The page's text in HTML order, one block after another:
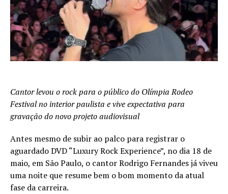
Cantor levou o rock para o público do Olímpia Rodeo
Festival no interior paulista e vive expectativa para
gravação do novo projeto audiovisual
Antes mesmo de subir ao palco para registrar o
aguardado DVD “Luxury Rock Experience”, no dia 18 de
maio, em São Paulo, o cantor Rodrigo Fernandes já viveu
uma noite que resume bem o bom momento da atual
fase da carreira.